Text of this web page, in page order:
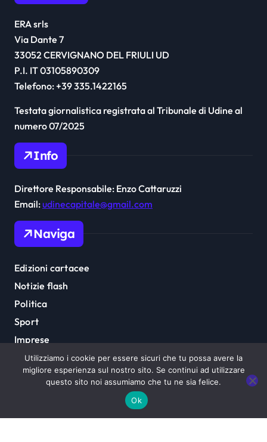
ERA srls
Via Dante 7
33052 CERVIGNANO DEL FRIULI UD
P.I. IT 03105890309
Telefono: +39 335.1422165
Testata giornalistica registrata al Tribunale di Udine al
numero 07/2025
Info
Direttore Responsabile: Enzo Cattaruzzi
Email:udinecapitale@gmail.com
Naviga
Edizioni cartacee
Notizie flash
Politica
Sport
Imprese
Cultura
Utilizziamo i cookie per essere sicuri che tu possa avere la
migliore esperienza sul nostro sito. Se continui ad utilizzare
questo sito noi assumiamo che tu ne sia felice.
Ok